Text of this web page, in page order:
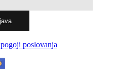
pogoji poslovanja